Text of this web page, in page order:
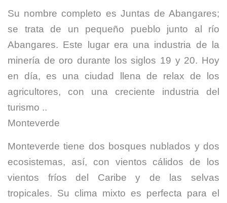
Su nombre completo es Juntas de Abangares;
se trata de un pequeño pueblo junto al río
Abangares. Este lugar era una industria de la
minería de oro durante los siglos 19 y 20. Hoy
en día, es una ciudad llena de relax de los
agricultores, con una creciente industria del
turismo ..
Monteverde
Monteverde tiene dos bosques nublados y dos
ecosistemas, así, con vientos cálidos de los
vientos fríos del Caribe y de las selvas
tropicales. Su clima mixto es perfecta para el